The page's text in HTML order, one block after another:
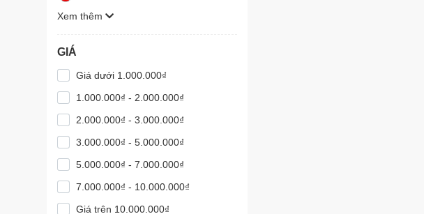
Xem thêm
GIÁ
Giá dưới 1.000.000₫
1.000.000₫ - 2.000.000₫
2.000.000₫ - 3.000.000₫
3.000.000₫ - 5.000.000₫
5.000.000₫ - 7.000.000₫
7.000.000₫ - 10.000.000₫
Giá trên 10.000.000₫